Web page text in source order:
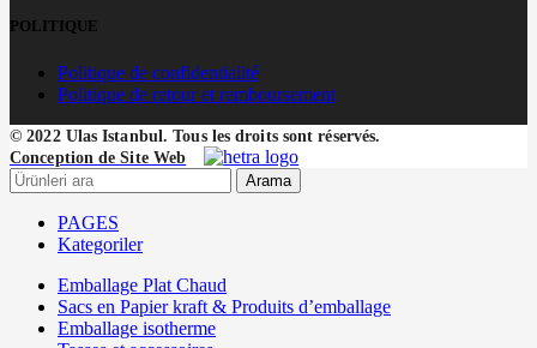
POLITIQUE
Politique de confidentialité
Politique de retour et remboursement
© 2022 Ulas Istanbul. Tous les droits sont réservés.
Conception de Site Web
Arama
PAGES
Kategoriler
Emballage Plat Chaud
Sacs en Papier kraft & Produits d’emballage
Emballage isotherme